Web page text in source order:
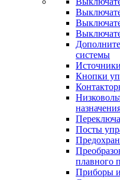
системы
Кнопки
Посты
плавного
Приборы